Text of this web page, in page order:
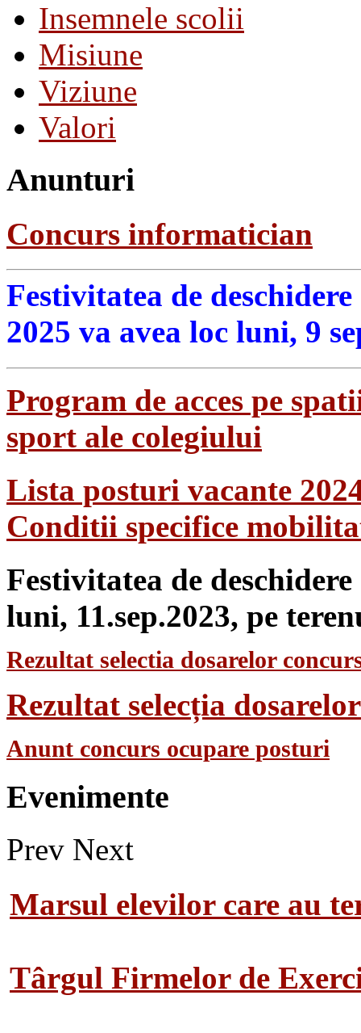
Insemnele scolii
Misiune
Viziune
Valori
Anunturi
Concurs informatician
Festivitatea de
2025 va avea loc luni, 9
Program de acces pe
sport ale colegiului
Lista posturi vacante
Conditii specifice
Festivitatea de
luni, 11.sep.2023, pe
Rezultat selectia dosarelor
Rezultat selecția
Anunt concurs ocupare posturi
Evenimente
Prev Next
Marsul elevilor care au
Târgul Firmelor de